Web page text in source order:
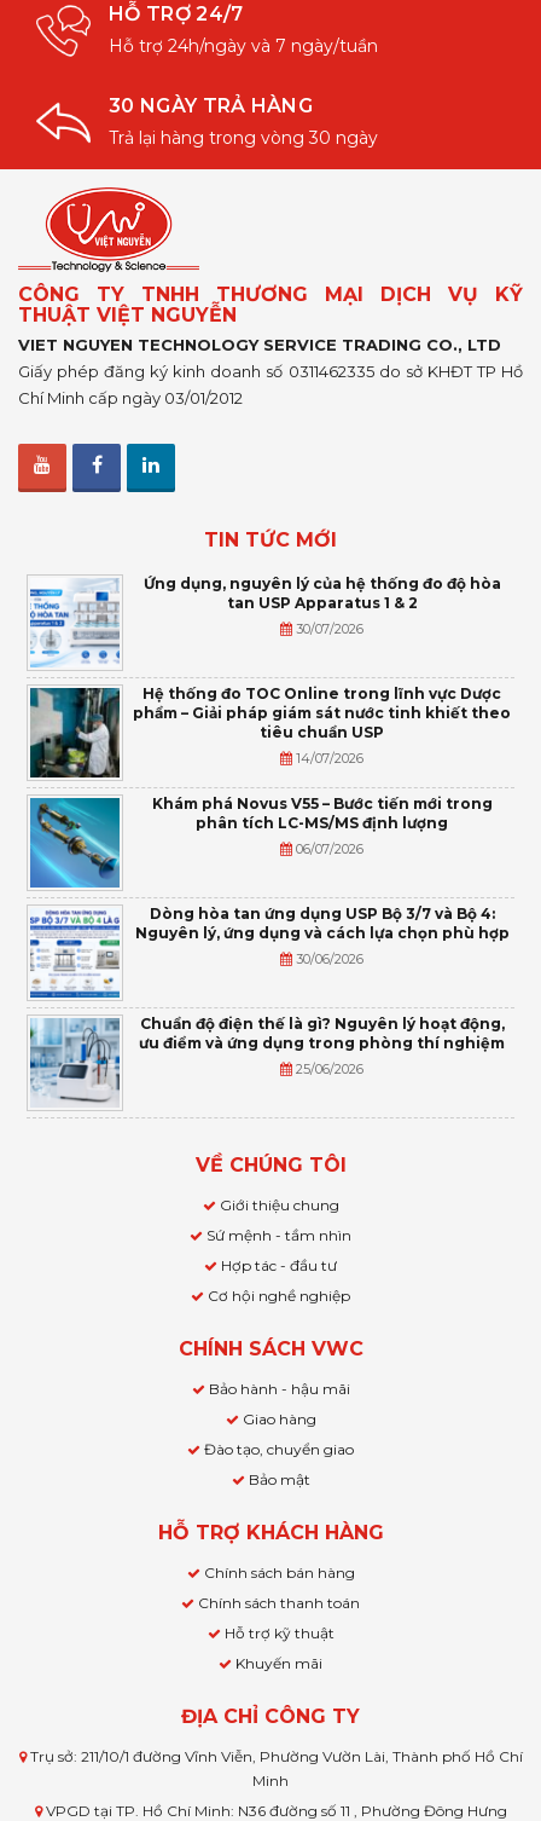
HỖ TRỢ 24/7
Hỗ trợ 24h/ngày và 7 ngày/tuần
30 NGÀY TRẢ HÀNG
Trả lại hàng trong vòng 30 ngày
CÔNG TY TNHH THƯƠNG MẠI DỊCH VỤ KỸ
THUẬT VIỆT NGUYỄN
VIET NGUYEN TECHNOLOGY SERVICE TRADING CO., LTD
Giấy phép đăng ký kinh doanh số 0311462335 do sở KHĐT TP Hồ
Chí Minh cấp ngày 03/01/2012
TIN TỨC MỚI
Ứng dụng, nguyên lý của hệ thống đo độ hòa
tan USP Apparatus 1 & 2
30/07/2026
Hệ thống đo TOC Online trong lĩnh vực Dược
phẩm – Giải pháp giám sát nước tinh khiết theo
tiêu chuẩn USP
14/07/2026
Khám phá Novus V55 – Bước tiến mới trong
phân tích LC-MS/MS định lượng
06/07/2026
Dòng hòa tan ứng dụng USP Bộ 3/7 và Bộ 4:
Nguyên lý, ứng dụng và cách lựa chọn phù hợp
30/06/2026
Chuẩn độ điện thế là gì? Nguyên lý hoạt động,
ưu điểm và ứng dụng trong phòng thí nghiệm
25/06/2026
VỀ CHÚNG TÔI
Giới thiệu chung
Sứ mệnh - tầm nhìn
Hợp tác - đầu tư
Cơ hội nghề nghiệp
CHÍNH SÁCH VWC
Bảo hành - hậu mãi
Giao hàng
Đào tạo, chuyển giao
Bảo mật
HỖ TRỢ KHÁCH HÀNG
Chính sách bán hàng
Chính sách thanh toán
Hỗ trợ kỹ thuật
Khuyến mãi
ĐỊA CHỈ CÔNG TY
Trụ sở: 211/10/1 đường Vĩnh Viễn, Phường Vườn Lài, Thành phố Hồ Chí
Minh
VPGD tại TP. Hồ Chí Minh: N36 đường số 11 , Phường Đông Hưng